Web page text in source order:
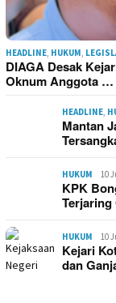
HEADLINE, HUKUM,
DIAGA Desak
Oknum Anggota …
HEADLINE,
Mantan
HUKUM 10
KPK
HUKUM 10
Kejari
dan